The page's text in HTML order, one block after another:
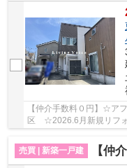
【仲介手数料０円】☆
区 ☆2026.6月新規リフ
売買 | 新築一戸建
【仲介手